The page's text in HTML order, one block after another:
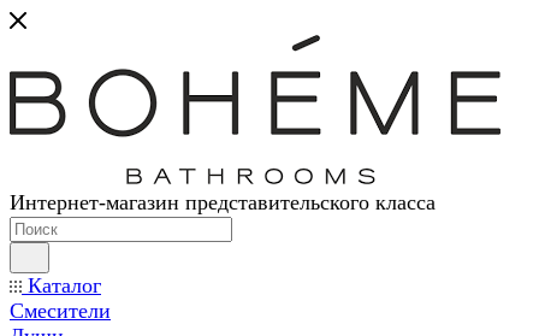
Интернет-магазин представительского класса
Каталог
Смесители